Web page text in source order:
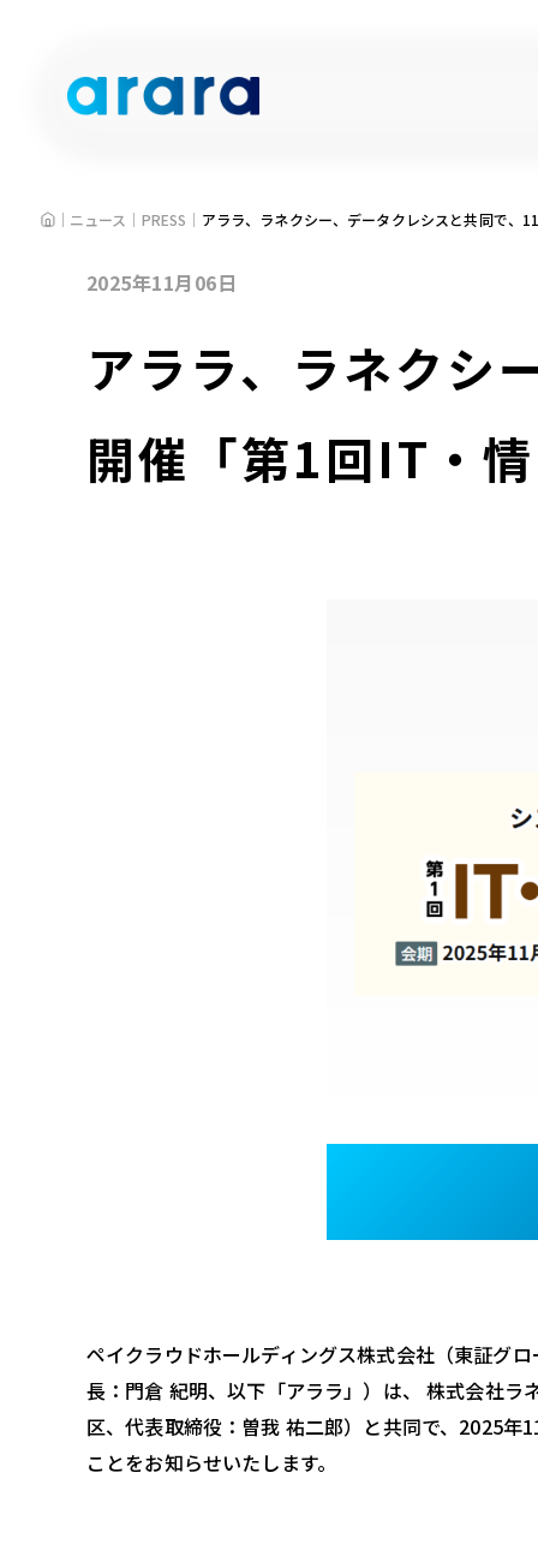
HOMEニュース PRESS アララ、ラネクシー、データクレシスと共同で、
2025年11月06日
アララ、ラネクシ
開催「第1回IT・
ペイクラウドホールディングス株式会社（東証グロ
長：門倉 紀明、以下「アララ」）は、 株式会社
区、代表取締役：曽我 祐二郎）と共同で、 2025年
ことをお知らせいたします。